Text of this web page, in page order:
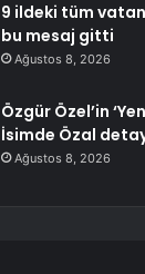
9 ildeki tüm
bu mesaj gitti
Ağustos 8, 2026
Özgür Özel’in
İsimde Özal
Ağustos 8, 2026